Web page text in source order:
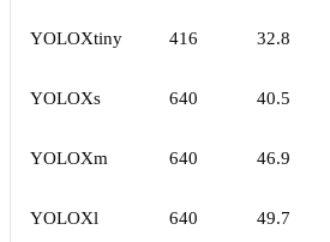
YOLOXtiny 416 32.8
YOLOXs 640 40.5
YOLOXm 640 46.9
YOLOXl 640 49.7